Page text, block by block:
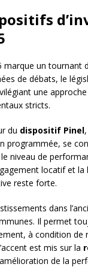
marque un tournant
de débats, le
une
stricts.
du dispositif Pinel
programmée, se
niveau de
locatif et
reste forte.
dans
Il permet
à condition
est mis sur la
de la